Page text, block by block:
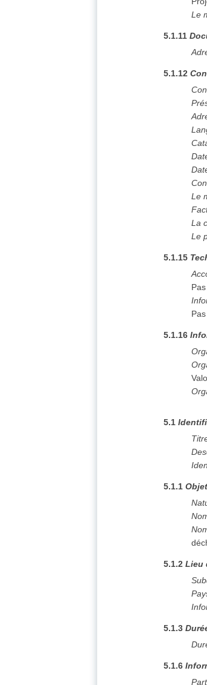
Le
5.1.11
5.1.12
Le
La
Le
5.1.15
5.1.16
5.1
5.1.1Objet
5.1.2Lieu
5.1.3
5.1.6